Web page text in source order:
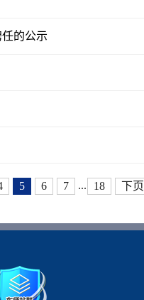
的公示
5 6 7 ... 18 下页